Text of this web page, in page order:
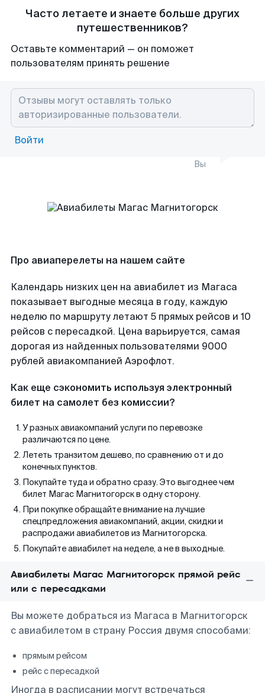
Часто летаете и знаете больше других
путешественников?
Оставьте комментарий — он поможет
пользователям принять решение
Войти
Вы
Про авиаперелеты на нашем сайте
Календарь низких цен на авиабилет из Магаса
показывает выгодные месяца в году, каждую
неделю по маршруту летают 5 прямых рейсов и 10
рейсов с пересадкой. Цена варьируется, самая
дорогая из найденных пользователями 9000
рублей авиакомпанией Аэрофлот.
Как еще сэкономить используя электронный
билет на самолет без комиссии?
У разных авиакомпаний услуги по перевозке
различаются по цене.
Лететь транзитом дешево, по сравнению от и до
конечных пунктов.
Покупайте туда и обратно сразу. Это выгоднее чем
билет Магас Магнитогорск в одну сторону.
При покупке обращайте внимание на лучшие
спецпредложения авиакомпаний, акции, скидки и
распродажи авиабилетов из Магнитогорска.
Покупайте авиабилет на неделе, а не в выходные.
Авиабилеты Магас Магнитогорск прямой рейс
или с пересадками
Вы можете добраться из Магаса в Магнитогорск
с авиабилетом в страну Россия двумя способами:
прямым рейсом
рейс с пересадкой
Иногда в расписании могут встречаться